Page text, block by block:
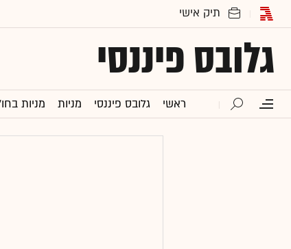
גלובס פיננסי
ראשי גלובס פיננסי מניות מניות